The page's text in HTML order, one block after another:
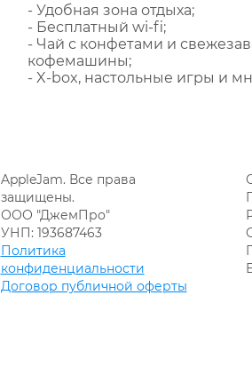
- Удобная зона отдыха;
- Бесплатный wi-fi;
- Чай с конфетами и
кофемашины;
- X-box, настольные игры и
AppleJam. Все права
защищены.
ООО "ДжемПро"
УНП: 193687463
Политика
конфиденциальности
Договор публичной оферты